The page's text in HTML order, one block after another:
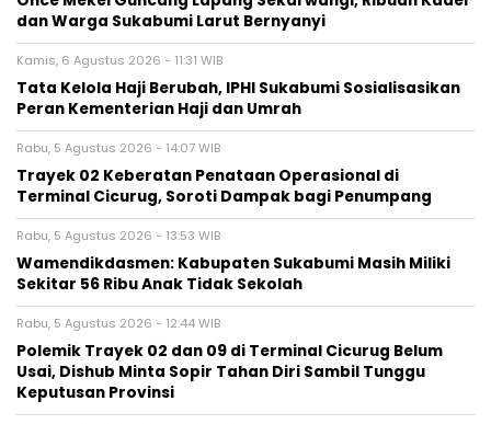
dan Warga Sukabumi Larut Bernyanyi
Kamis, 6 Agustus 2026 - 11:31 WIB
Tata Kelola Haji Berubah, IPHI Sukabumi Sosialisasikan
Peran Kementerian Haji dan Umrah
Rabu, 5 Agustus 2026 - 14:07 WIB
‎Trayek 02 Keberatan Penataan Operasional di
Terminal Cicurug, Soroti Dampak bagi Penumpang
Rabu, 5 Agustus 2026 - 13:53 WIB
Wamendikdasmen: Kabupaten Sukabumi Masih Miliki
Sekitar 56 Ribu Anak Tidak Sekolah
Rabu, 5 Agustus 2026 - 12:44 WIB
Polemik Trayek 02 dan 09 di Terminal Cicurug Belum
Usai, Dishub Minta Sopir Tahan Diri Sambil Tunggu
Keputusan Provinsi